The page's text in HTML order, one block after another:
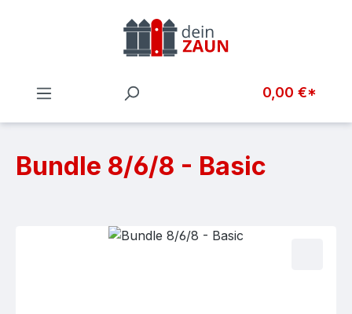
Zum Hauptinhalt springen
0,00 €*
Bundle 8/6/8 - Basic
Bildergalerie überspringen